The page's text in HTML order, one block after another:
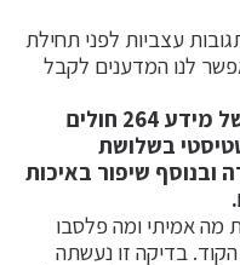
עצביות לפני תחילת
מדד שמאפשר לנו המדענים לקבל
קבלנו תוצאות מדהימות!! שפע של מידע 264 חולים
סטטיסטי בשלושת
ובנוסף שיפור באיכות
מה אמיתי ומה פלסבו
בדיקה זו נעשתה